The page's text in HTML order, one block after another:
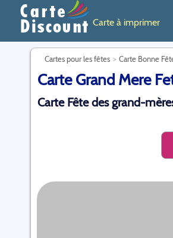
Carte à imprimer
Cartes pour les fêtes Carte Bonne
Carte Grand Mere
Carte Fête des grand-